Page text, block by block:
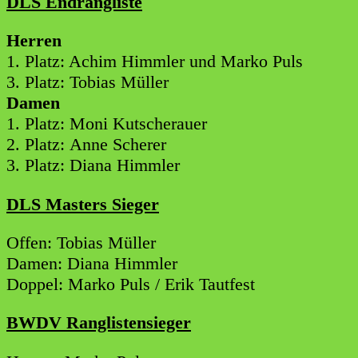
Herren
1. Platz: Achim Himmler und Marko Puls
3. Platz: Tobias Müller
Damen
1. Platz: Moni Kutscherauer
2. Platz: Anne Scherer
3. Platz: Diana Himmler
DLS Masters Sieger
Offen: Tobias Müller
Damen: Diana Himmler
Doppel: Marko Puls / Erik Tautfest
BWDV Ranglistensieger